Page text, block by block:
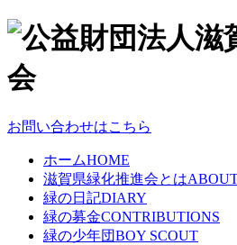
お問い合わせはこちら
ホームHOME
滋賀県緑化推進会とは
緑の日記DIARY
緑の募金CONTRIBUTIONS
緑の少年団BOY SCOUT